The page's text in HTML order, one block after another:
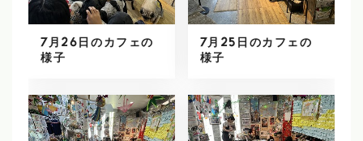
7月26日のカフェの
様子
7月25日のカフェの
様子